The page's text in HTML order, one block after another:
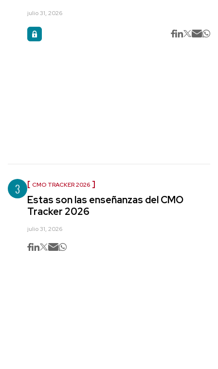
julio 31, 2026
3 CMO TRACKER 2026
Estas son las enseñanzas del CMO
Tracker 2026
julio 31, 2026